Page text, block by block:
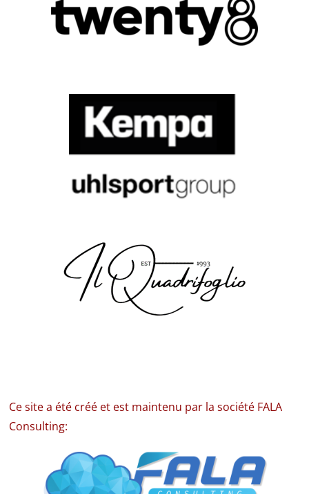
Ce site a été créé et est maintenu par la société FALA
Consulting: